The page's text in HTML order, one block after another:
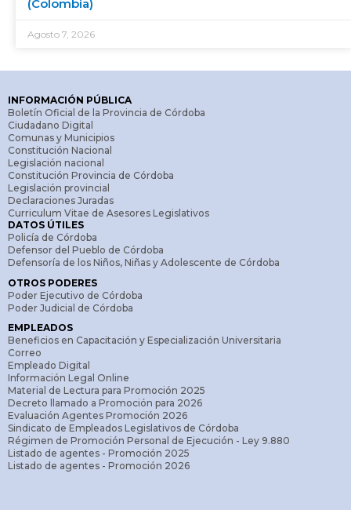
(Colombia)
Agosto 7, 2026
INFORMACIÓN PÚBLICA
Boletín Oficial de la Provincia de Córdoba
Ciudadano Digital
Comunas y Municipios
Constitución Nacional
Legislación nacional
Constitución Provincia de Córdoba
Legislación provincial
Declaraciones Juradas
Curriculum Vitae de Asesores Legislativos
DATOS ÚTILES
Policía de Córdoba
Defensor del Pueblo de Córdoba
Defensoría de los Niños, Niñas y Adolescente de Córdoba
OTROS PODERES
Poder Ejecutivo de Córdoba
Poder Judicial de Córdoba
EMPLEADOS
Beneficios en Capacitación y Especialización Universitaria
Correo
Empleado Digital
Información Legal Online
Material de Lectura para Promoción 2025
Decreto llamado a Promoción para 2026
Evaluación Agentes Promoción 2026
Sindicato de Empleados Legislativos de Córdoba
Régimen de Promoción Personal de Ejecución - Ley 9.880
Listado de agentes - Promoción 2025
Listado de agentes - Promoción 2026